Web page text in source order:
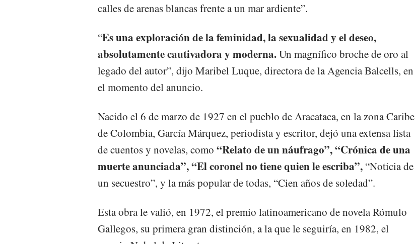
calles de arenas blancas frente a un mar ardiente”.
“Es una exploración de la feminidad, la sexualidad y el deseo,
absolutamente cautivadora y moderna.Un magnífico broche de oro al
legado del autor”, dijo Maribel Luque, directora de la Agencia Balcells, en
el momento del anuncio.
Nacido el 6 de marzo de 1927 en el pueblo de Aracataca, en la zona Caribe
de Colombia, García Márquez, periodista y escritor, dejó una extensa lista
de cuentos y novelas, como “Relato de un náufrago”, “Crónica de una
muerte anunciada”, “El coronel no tiene quien le escriba”, “Noticia de
un secuestro”, y la más popular de todas, “Cien años de soledad”.
Esta obra le valió, en 1972, el premio latinoamericano de novela Rómulo
Gallegos, su primera gran distinción, a la que le seguiría, en 1982, el